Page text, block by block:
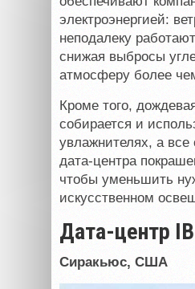
электроэнергией:
неподалеку
снижая выбросы
атмосферу более
Кроме того,
собирается и
увлажнителях, а все
дата-центра
чтобы уменьшить
искусственном
Дата-центр
Сиракьюс, США